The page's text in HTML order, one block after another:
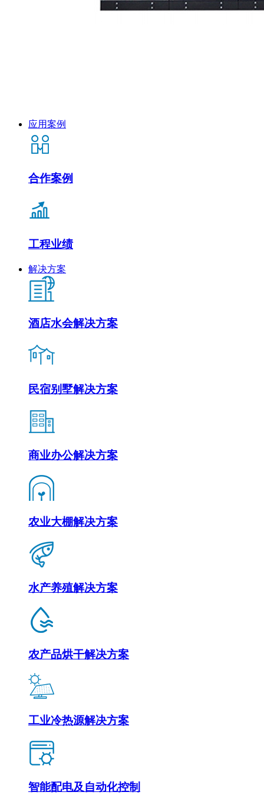
应用案例
合作案例
工程业绩
解决方案
酒店水会解决方案
民宿别墅解决方案
商业办公解决方案
农业大棚解决方案
水产养殖解决方案
农产品烘干解决方案
工业冷热源解决方案
智能配电及自动化控制